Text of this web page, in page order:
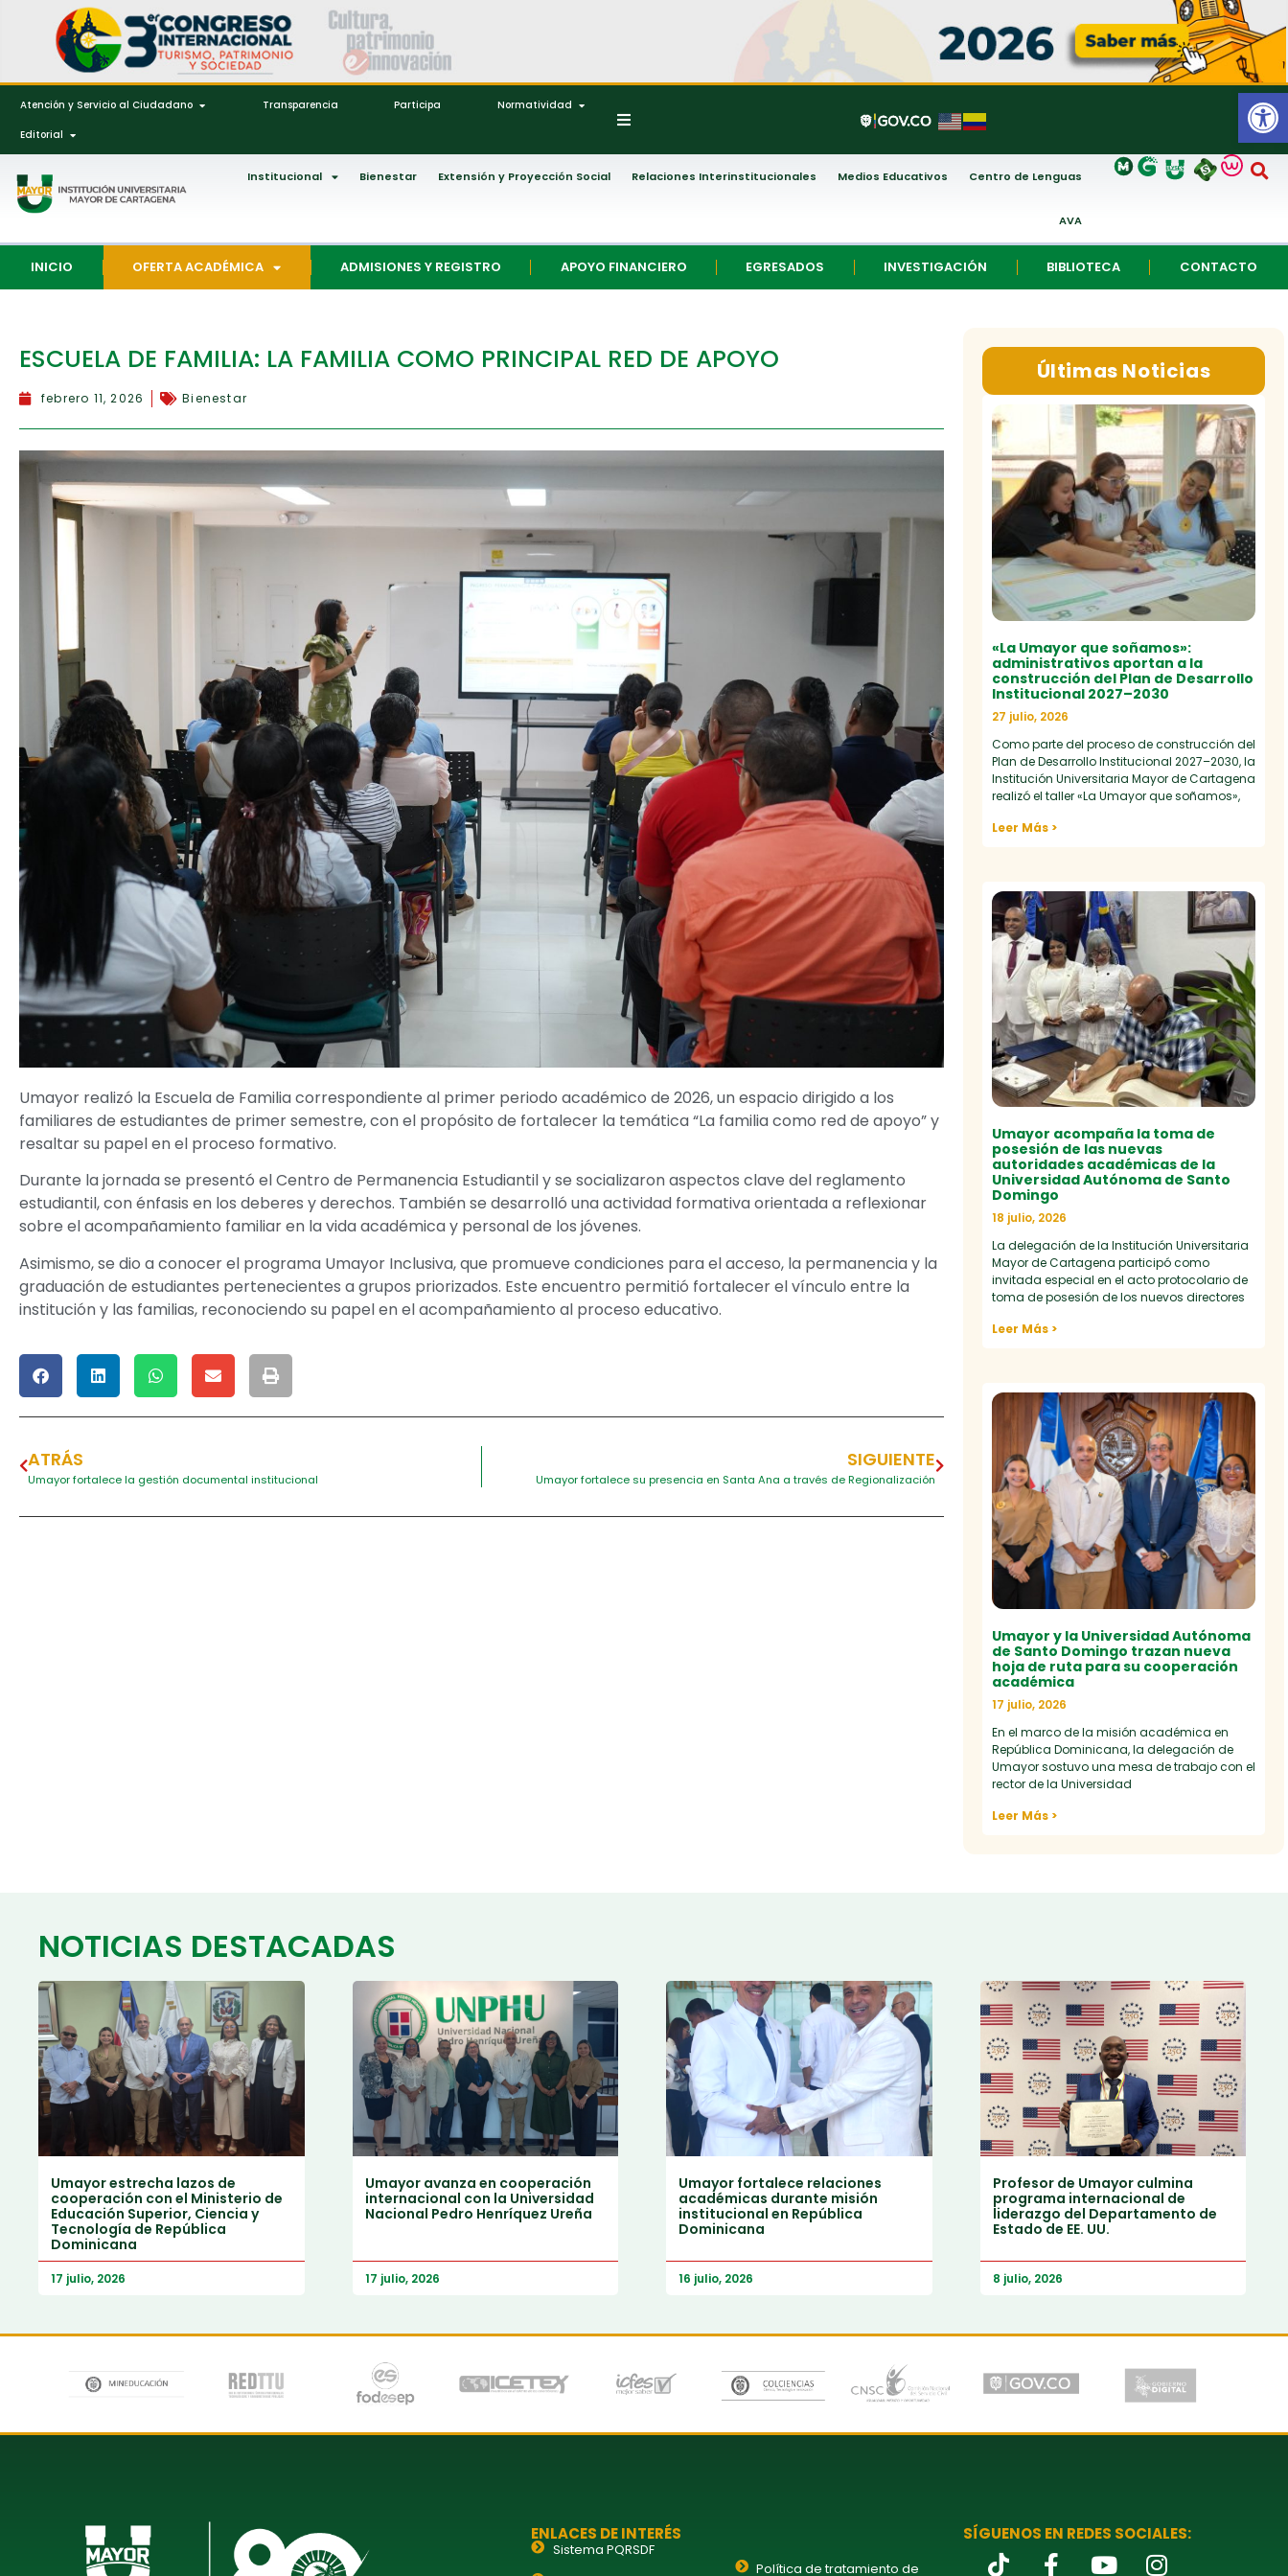
Abrir
Atención y Servicio al Ciudadano Transparencia Participa Normatividad
Editorial
Institucional Bienestar Extensión y Proyección Social Relaciones Interinstitucionales Medios Educativos Centro de Lenguas
AVA
INICIO OFERTA ACADÉMICA ADMISIONES Y REGISTRO APOYO FINANCIERO EGRESADOS INVESTIGACIÓN BIBLIOTECA CONTACTO
ESCUELA DE FAMILIA: LA FAMILIA COMO PRINCIPAL RED DE APOYO
febrero 11, 2026 Bienestar
Umayor realizó la Escuela de Familia correspondiente al primer periodo académico de 2026, un espacio dirigido a los
familiares de estudiantes de primer semestre, con el propósito de fortalecer la temática “La familia como red de apoyo” y
resaltar su papel en el proceso formativo.
Durante la jornada se presentó el Centro de Permanencia Estudiantil y se socializaron aspectos clave del reglamento
estudiantil, con énfasis en los deberes y derechos. También se desarrolló una actividad formativa orientada a reflexionar
sobre el acompañamiento familiar en la vida académica y personal de los jóvenes.
Asimismo, se dio a conocer el programa Umayor Inclusiva, que promueve condiciones para el acceso, la permanencia y la
graduación de estudiantes pertenecientes a grupos priorizados. Este encuentro permitió fortalecer el vínculo entre la
institución y las familias, reconociendo su papel en el acompañamiento al proceso educativo.
ATRÁS
Umayor fortalece la gestión documental institucional
SIGUIENTE
Umayor fortalece su presencia en Santa Ana a través de Regionalización
Últimas Noticias
«La Umayor que soñamos»:
administrativos aportan a la
construcción del Plan de Desarrollo
Institucional 2027–2030
27 julio, 2026
Como parte del proceso de construcción del
Plan de Desarrollo Institucional 2027–2030, la
Institución Universitaria Mayor de Cartagena
realizó el taller «La Umayor que soñamos»,
Leer Más >
Umayor acompaña la toma de
posesión de las nuevas
autoridades académicas de la
Universidad Autónoma de Santo
Domingo
18 julio, 2026
La delegación de la Institución Universitaria
Mayor de Cartagena participó como
invitada especial en el acto protocolario de
toma de posesión de los nuevos directores
Leer Más >
Umayor y la Universidad Autónoma
de Santo Domingo trazan nueva
hoja de ruta para su cooperación
académica
17 julio, 2026
En el marco de la misión académica en
República Dominicana, la delegación de
Umayor sostuvo una mesa de trabajo con el
rector de la Universidad
Leer Más >
NOTICIAS DESTACADAS
Umayor estrecha lazos de
cooperación con el Ministerio de
Educación Superior, Ciencia y
Tecnología de República
Dominicana
17 julio, 2026
Umayor avanza en cooperación
internacional con la Universidad
Nacional Pedro Henríquez Ureña
17 julio, 2026
Umayor fortalece relaciones
académicas durante misión
institucional en República
Dominicana
16 julio, 2026
Profesor de Umayor culmina
programa internacional de
liderazgo del Departamento de
Estado de EE. UU.
8 julio, 2026
ENLACES DE INTERÉS
Sistema PQRSDF
Política de tratamiento de
SÍGUENOS EN REDES SOCIALES: